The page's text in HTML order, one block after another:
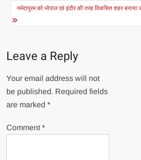
नर्मदापुरम को भोपाल एवं इंदौर की तरह विकसित शहर बनाया
Leave a Reply
Your email address will not
be published. Required fields
are marked*
Comment*